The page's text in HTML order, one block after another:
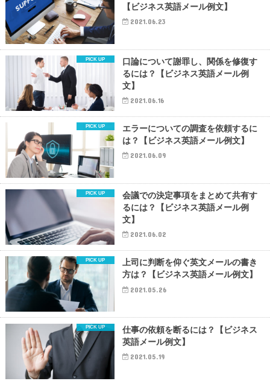
【ビジネス英語メール例文】
2021.06.23
口論について謝罪し、関係を修復す
るには？【ビジネス英語メール例
文】
2021.06.16
エラーについての調査を依頼するに
は？【ビジネス英語メール例文】
2021.06.09
会議での決定事項をまとめて共有す
るには？【ビジネス英語メール例
文】
2021.06.02
上司に判断を仰ぐ英文メールの書き
方は？【ビジネス英語メール例文】
2021.05.26
仕事の依頼を断るには？【ビジネス
英語メール例文】
2021.05.19